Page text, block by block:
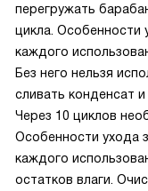
перегружать
цикла. Особенности
каждого
Без него нельзя
сливать конденсат
Через 10 циклов
Особенности ухода
каждого
остатков влаги.